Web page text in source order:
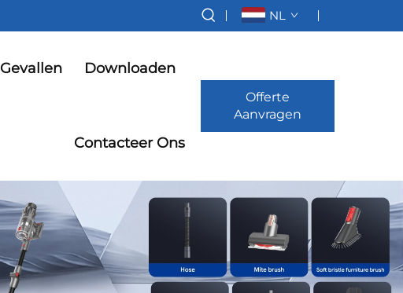
NL
Gevallen Downloaden
Contacteer Ons
Offerte
Aanvragen